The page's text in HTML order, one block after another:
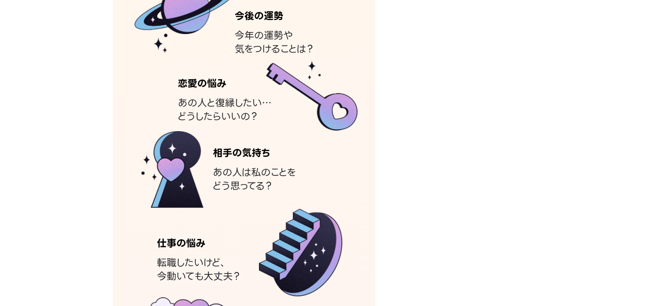
今後の運勢
今年の運勢や
気をつけることは？
恋愛の悩み
あの人と復縁したい…
どうしたらいいの？
相手の気持ち
あの人は私のことを
どう思ってる？
仕事の悩み
転職したいけど、
今動いても大丈夫？